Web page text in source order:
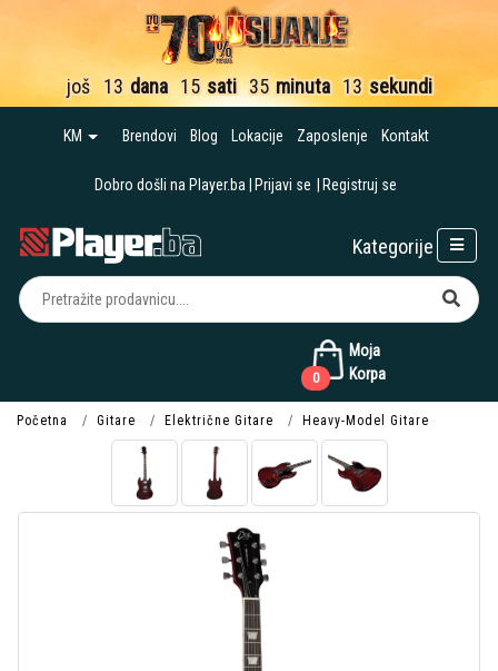
još 13 dana 15 sati 35 minuta 13 sekundi
KM Brendovi Blog Lokacije Zaposlenje Kontakt
Dobro došli na Player.ba Prijavi se Registruj se
Moja
Korpa
0
Kategorije
Početna Gitare Električne Gitare Heavy-Model Gitare